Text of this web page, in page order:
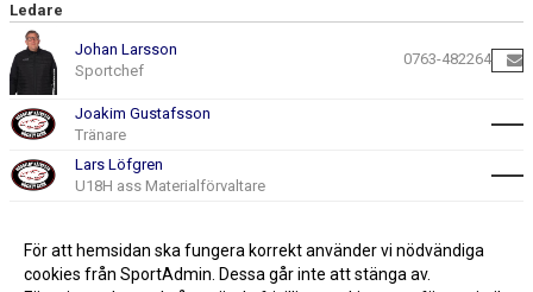
Ledare
Johan Larsson
Sportchef
0763-482264
Joakim Gustafsson
Tränare
Lars Löfgren
U18H ass Materialförvaltare
U18H Materialförvaltare
För att hemsidan ska fungera korrekt använder vi nödvändiga
cookies från SportAdmin. Dessa går inte att stänga av.